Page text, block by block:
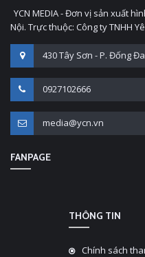
YCN MEDIA - Đơn vị sản xuất
Nội. Trực thuộc: Công ty TNHH
430 Tây Sơn - P. Đống
0927102666
media@ycn.vn
FANPAGE
THÔNG TIN
Chính sách